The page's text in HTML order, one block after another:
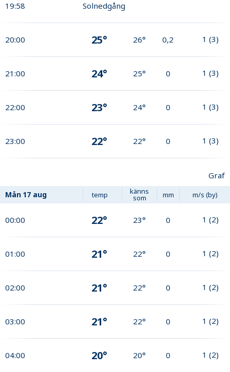
19:58 Solnedgång
20:00 25° 26° 0,2 1 (3)
21:00 24° 25° 0 1 (3)
22:00 23° 24° 0 1 (3)
23:00 22° 22° 0 1 (3)
Graf
Mån 17 aug temp känns
som mm m/s (by)
00:00 22° 23° 0 1 (2)
01:00 21° 22° 0 1 (2)
02:00 21° 22° 0 1 (2)
03:00 21° 22° 0 1 (2)
04:00 20° 20° 0 1 (2)